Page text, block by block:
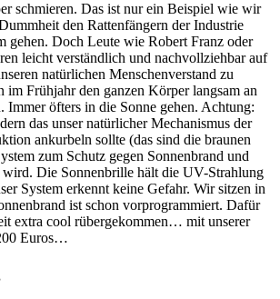
schmieren. Das ist nur ein Beispiel wie wir
den Rattenfängern der Industrie
gehen. Doch Leute wie Robert Franz oder
leicht verständlich und nachvollziehbar auf
natürlichen Menschenverstand zu
im Frühjahr den ganzen Körper langsam an
Immer öfters in die Sonne gehen. Achtung:
das unser natürlicher Mechanismus der
ankurbeln sollte (das sind die braunen
zum Schutz gegen Sonnenbrand und
Die Sonnenbrille hält die UV-Strahlung
System erkennt keine Gefahr. Wir sitzen in
ist schon vorprogrammiert. Dafür
extra cool rübergekommen… mit unserer
Euros…